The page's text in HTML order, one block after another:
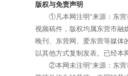
版权与免责声明
①凡本网注明“来源：东营
视频稿件，版权均属东营市融
晚刊、东营网、爱东营等媒体
以其他方式复制发表。已经本
②本网未注明“来源：东营